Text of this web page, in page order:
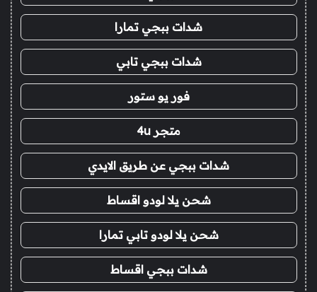
شدات ببجي تمارا
شدات ببجي تابي
فور يو ستور
متجر 4u
شدات ببجي عن طريق الايدي
شحن يلا لودو اقساط
شحن يلا لودو تابي تمارا
شدات ببجي اقساط